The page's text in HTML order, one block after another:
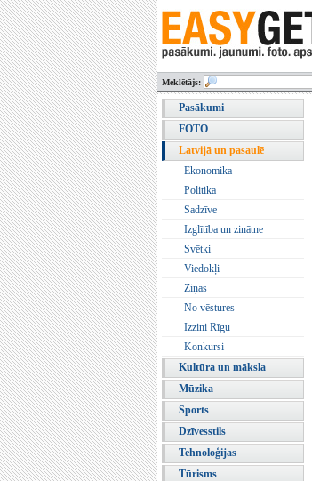
Meklētājs:
Pasākumi
FOTO
Latvijā un pasaulē
Ekonomika
Politika
Sadzīve
Izglītība un zinātne
Svētki
Viedokļi
Ziņas
No vēstures
Izzini Rīgu
Konkursi
Kultūra un māksla
Mūzika
Sports
Dzīvesstils
Tehnoloģijas
Tūrisms